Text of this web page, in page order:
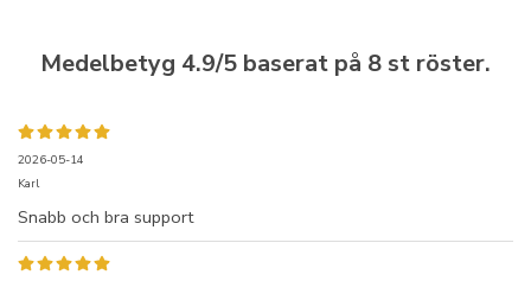
Medelbetyg 4.9/5 baserat på 8 st röster.
2026-05-14
Karl
Snabb och bra support